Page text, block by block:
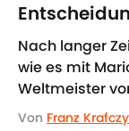
Nach langer
wie es mit
Weltmeister
Von Franz